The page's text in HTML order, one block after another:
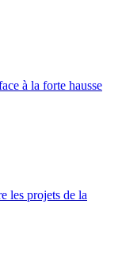
à la forte hausse
les projets de la